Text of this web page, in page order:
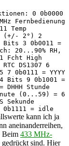
0 0b0000
Fernbedienung
Temp
(+/- 2°) 2
Bits 3 0b0011 =
20...90% RH,
Fcht High
DS1307 6
7 0b0111 = YYYY
4 Bits 9 0b1001 =
Stunde
(0...59) = 6
Sekunde
0b1111 = idle
kann ich ja
aneinanderreihen,
Beim 433 MHz-
sind. Hier